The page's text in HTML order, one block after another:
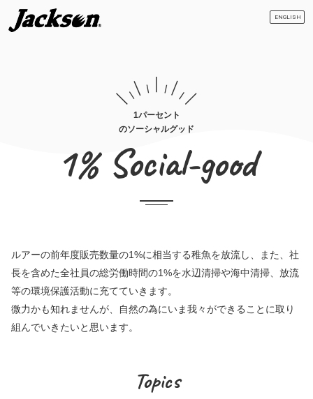
ENGLISH
1パーセント
のソーシャルグッド
1% Social-good
ルアーの前年度販売数量の1%に相当する稚魚を放流し、また、社
長を含めた全社員の総労働時間の1%を水辺清掃や海中清掃、放流
等の環境保護活動に充てていきます。
微力かも知れませんが、自然の為にいま我々ができることに取り
組んでいきたいと思います。
Topics